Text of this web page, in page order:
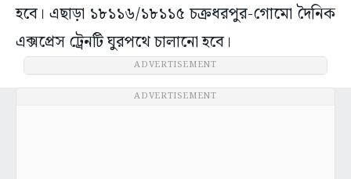
হবে। এছাড়া ১৮১১৬/১৮১১৫ চক্রধরপুর-গোমো দৈনিক
এক্সপ্রেস ট্রেনটি ঘুরপথে চালানো হবে।
ADVERTISEMENT
ADVERTISEMENT